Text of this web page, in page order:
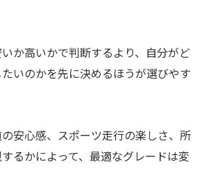
か高いかで判断するより、自分がど
いのかを先に決めるほうが選びやす
安心感、スポーツ走行の楽しさ、所
るかによって、最適なグレードは変